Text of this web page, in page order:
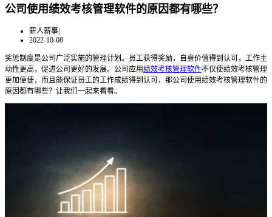
公司使用绩效考核管理软件的原因都有哪些？
薪人薪事|
2022-10-08
奖惩制度是公司广泛实施的管理计划。员工获得奖励，自身价值得到认可，工作主
动性更高，促进公司更好的发展。公司应用绩效考核管理软件不仅使绩效考核管理
更加便捷，而且能保证员工的工作成绩得到认可，那公司使用绩效考核管理软件的
原因都有哪些？ 让我们一起来看看。